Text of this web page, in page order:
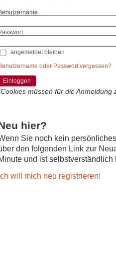
angemeldet bleiben
oder Passwort vergessen?
Einloggen
müssen für die Anmeldung
hier?
Sie noch kein
den folgenden Link zur
und ist selbstverständlich
will mich neu registrieren!